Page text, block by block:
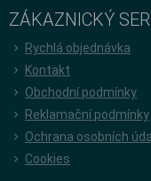
ZÁKAZNICKÝ
Rychlá objednávka
Kontakt
Obchodní podmínky
Reklamační podmínky
Ochrana osobních
Cookies